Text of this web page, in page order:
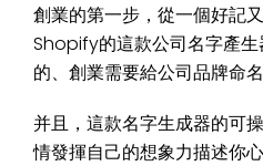
創業的第一步，從一個好記
Shopify的這款公司名字產
的、創業需要給公司品牌命名
并且，這款名字生成器的可
情發揮自己的想象力描述你